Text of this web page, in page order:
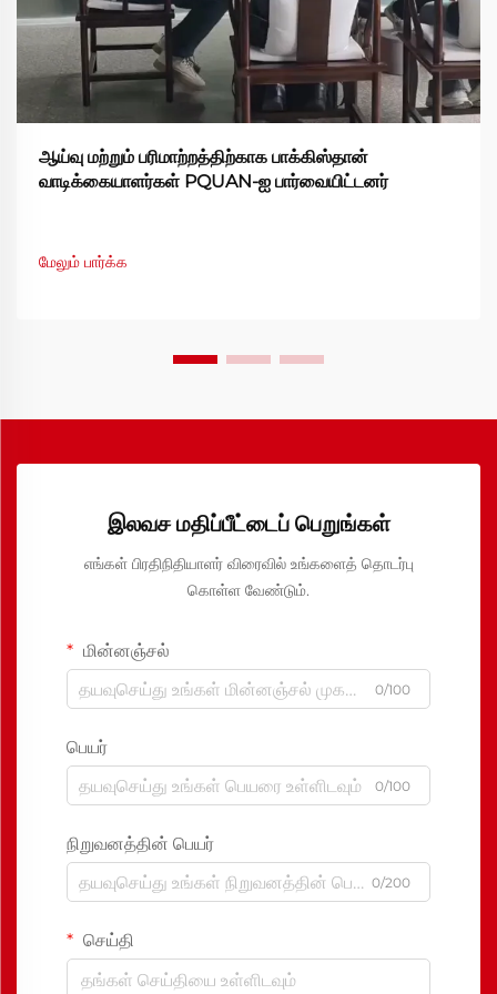
ஆய்வு மற்றும் பரிமாற்றத்திற்காக பாக்கிஸ்தான்
வாடிக்கையாளர்கள் PQUAN-ஐ பார்வையிட்டனர்
மேலும் பார்க்க
இலவச மதிப்பீட்டைப் பெறுங்கள்
எங்கள் பிரதிநிதியாளர் விரைவில் உங்களைத் தொடர்பு
கொள்ள வேண்டும்.
மின்னஞ்சல்
0/100
பெயர்
0/100
நிறுவனத்தின் பெயர்
0/200
செய்தி